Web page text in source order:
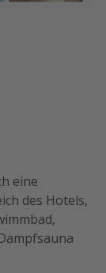
eine
des Hotels,